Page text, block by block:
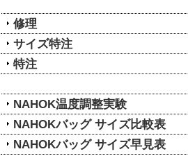
修理
サイズ特注
特注
NAHOK温度調整実験
NAHOKバッグ サイズ比較表
NAHOKバッグ サイズ早見表